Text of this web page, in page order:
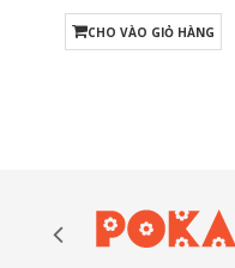
CHO VÀO GIỎ HÀNG